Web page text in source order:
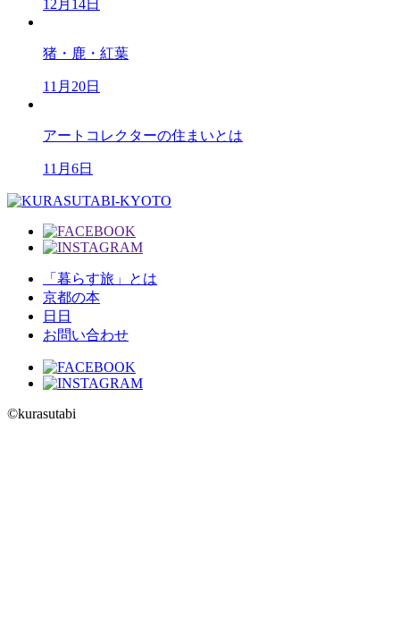
12月14日
猪・鹿・紅葉
11月20日
アートコレクターの住まいとは
11月6日
「暮らす旅」とは
京都の本
日日
お問い合わせ
©kurasutabi